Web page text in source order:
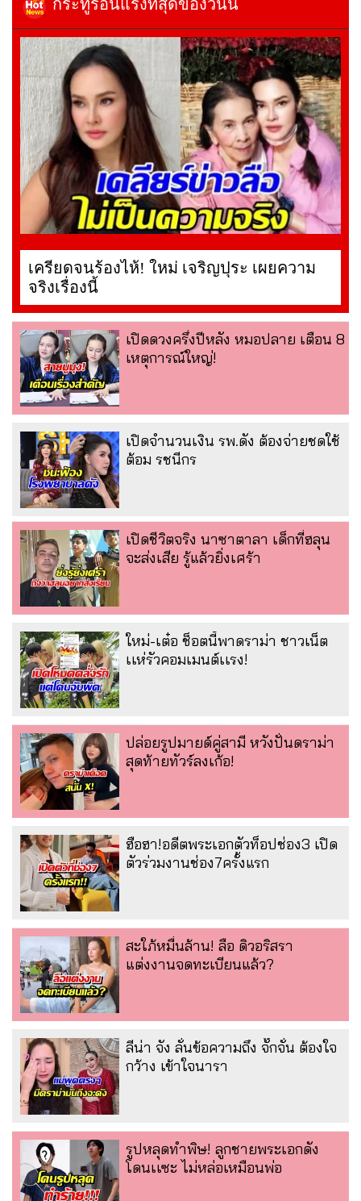
กระทู้ร้อนแรงที่สุดของวันนี้
เครียดจนร้องไห้! ใหม่ เจริญปุระ เผยความ
จริงเรื่องนี้
เปิดดวงครึ่งปีหลัง หมอปลาย เตือน 8
เหตุการณ์ใหญ่!
เปิดจำนวนเงิน รพ.ดัง ต้องจ่ายชดใช้
ต้อม รชนีกร
เปิดชีวิตจริง นาซาตาลา เด็กที่ฮลุน
จะส่งเสีย รู้แล้วยิ่งเศร้า
ใหม่-เต๋อ ช็อตนี้พาดราม่า ชาวเน็ต
เเห่รัวคอมเมนต์เเรง!
ปล่อยรูปมายด์คู่สามี หวังปั่นดราม่า
สุดท้ายทัวร์ลงเก้อ!
ฮือฮา!อดีตพระเอกตัวท็อปช่อง3 เปิด
ตัวร่วมงานช่อง7ครั้งแรก
สะใภ้หมื่นล้าน! ลือ ดิวอริสรา
แต่งงานจดทะเบียนแล้ว?
ลีน่า จัง ลั่นข้อความถึง จั๊กจั่น ต้องใจ
กว้าง เข้าใจนารา
รูปหลุดทำพิษ! ลูกชายพระเอกดัง
โดนเเซะ ไม่หล่อเหมือนพ่อ